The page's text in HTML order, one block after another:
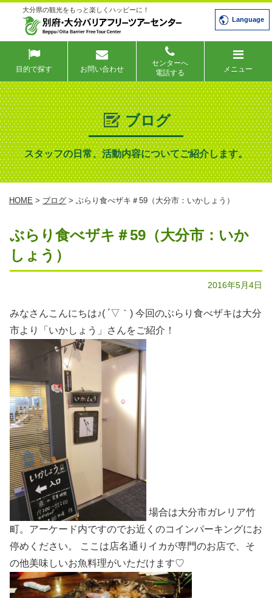
大分県の観光をもっと楽しくハッピーに！
Language
目的で探す お問い合わせ
センターへ
電話する
メニュー
ブログ
スタッフの日常、活動内容についてご紹介します。
HOME > ブログ > ぶらり食べザキ＃59（大分市：いかしょう）
ぶらり食べザキ＃59（大分市：いか
しょう）
2016年5月4日
みなさんこんにちは♪( ´▽｀) 今回のぶらり食べザキは大分
市より「いかしょう」さんをご紹介！
場合は大分市ガレリア竹
町。アーケード内ですのでお近くのコインパーキングにお
停めください。 ここは店名通りイカが専門のお店で、そ
の他美味しいお魚料理がいただけます♡